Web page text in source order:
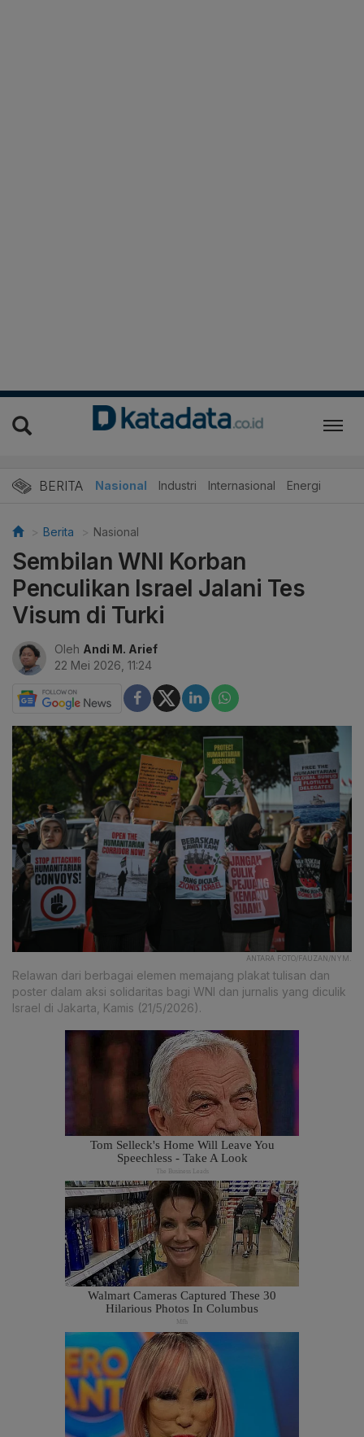
BERITA Nasional Industri Internasional Energi
Berita Nasional
Sembilan WNI Korban
Penculikan Israel Jalani Tes
Visum di Turki
Oleh Andi M. Arief
22 Mei 2026, 11:24
ANTARA FOTO/FAUZAN/NYM.
Relawan dari berbagai elemen memajang plakat tulisan dan
poster dalam aksi solidaritas bagi WNI dan jurnalis yang diculik
Israel di Jakarta, Kamis (21/5/2026).